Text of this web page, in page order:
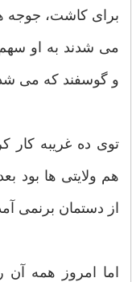
برای کاشت، جوجه
می شدند به او
و گوسفند که می
توی ده غریبه
هم ولایتی ها بود
از دستمان برنمی
اما امروز همه